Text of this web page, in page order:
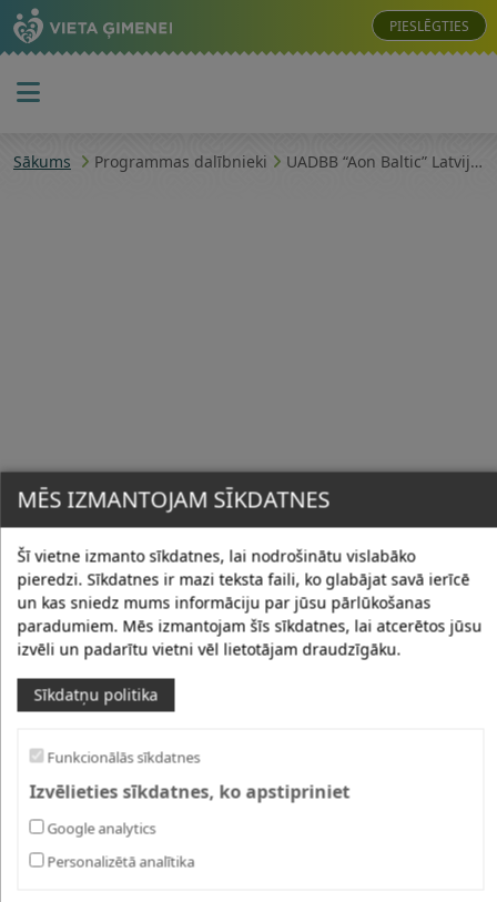
PIESLĒGTIES
Sākums Programmas dalībnieki UADBB “Aon Baltic” Latvijas filiāle
MĒS IZMANTOJAM SĪKDATNES
Šī vietne izmanto sīkdatnes, lai nodrošinātu vislabāko
pieredzi. Sīkdatnes ir mazi teksta faili, ko glabājat savā ierīcē
un kas sniedz mums informāciju par jūsu pārlūkošanas
paradumiem. Mēs izmantojam šīs sīkdatnes, lai atcerētos jūsu
izvēli un padarītu vietni vēl lietotājam draudzīgāku.
Sīkdatņu politika
Funkcionālās sīkdatnes
Izvēlieties sīkdatnes, ko apstipriniet
Google analytics
Personalizētā analītika